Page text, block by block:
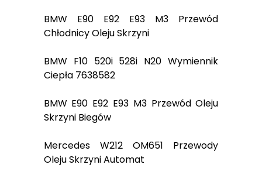
BMW E90 E92 E93 M3 Przewód
Chłodnicy Oleju Skrzyni
BMW F10 520i 528i N20 Wymiennik
Ciepła 7638582
BMW E90 E92 E93 M3 Przewód Oleju
Skrzyni Biegów
Mercedes W212 OM651 Przewody
Oleju Skrzyni Automat